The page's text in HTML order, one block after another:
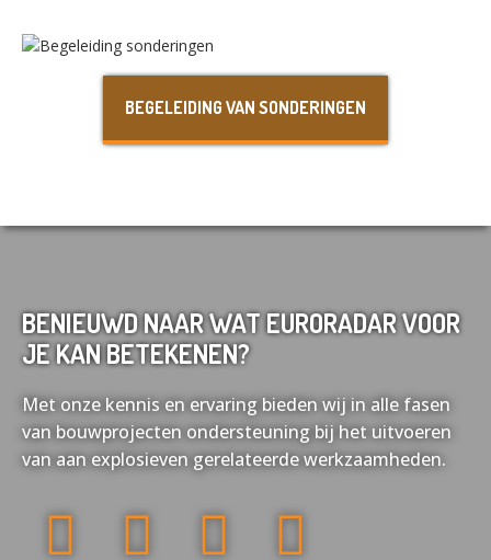
BEGELEIDING VAN SONDERINGEN
BENIEUWD NAAR WAT EURORADAR VOOR
JE KAN BETEKENEN?
Met onze kennis en ervaring bieden wij in alle fasen
van bouwprojecten ondersteuning bij het uitvoeren
van aan explosieven gerelateerde werkzaamheden.
Nederlands